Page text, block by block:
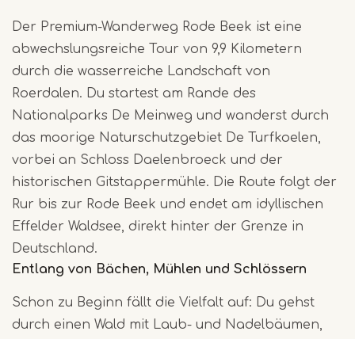
Der Premium-Wanderweg Rode Beek ist eine
abwechslungsreiche Tour von 9,9 Kilometern
durch die wasserreiche Landschaft von
Roerdalen. Du startest am Rande des
Nationalparks De Meinweg und wanderst durch
das moorige Naturschutzgebiet De Turfkoelen,
vorbei an Schloss Daelenbroeck und der
historischen Gitstappermühle. Die Route folgt der
Rur bis zur Rode Beek und endet am idyllischen
Effelder Waldsee, direkt hinter der Grenze in
Deutschland.
Entlang von Bächen, Mühlen und Schlössern
Schon zu Beginn fällt die Vielfalt auf: Du gehst
durch einen Wald mit Laub- und Nadelbäumen,